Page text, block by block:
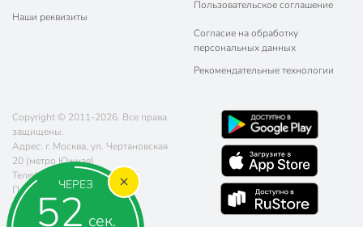
ЧЕРЕЗ
51 сек.
Наши реквизиты
Пользовательское соглашение
Согласие на обработку
персональных данных
Рекомендательные технологии
Copyright © 2011-2026. Все права
защищены.
Адрес: г. Москва, ул. Чертановская
20 (метро Южная)
Телефон:
8 (800) 770-77-06
Почта:
sales@poryadok.ru